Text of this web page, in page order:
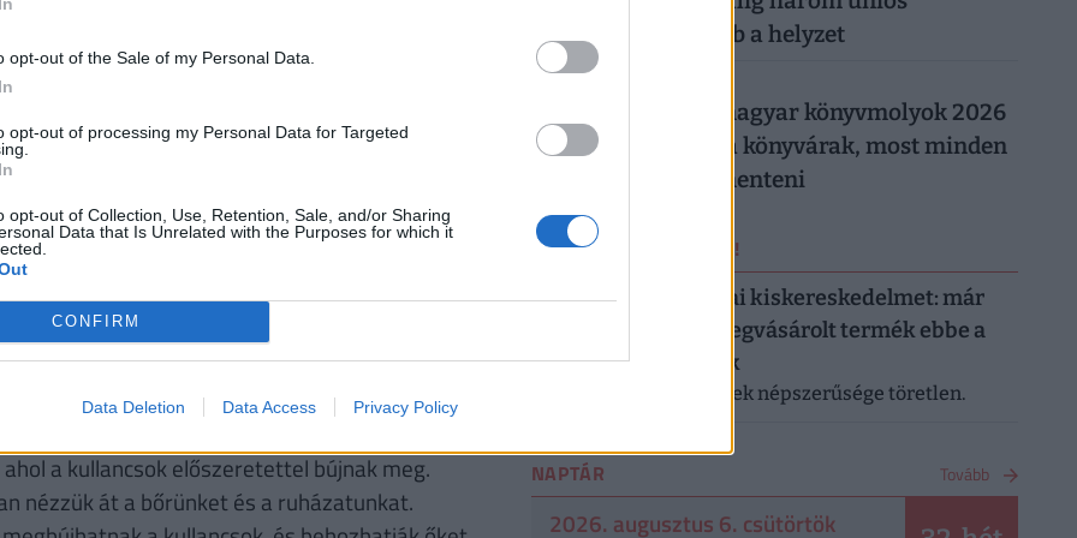
opt-out of the Sale of my Personal Data.
opt-out of processing my Personal Data for Targeted
opt-out of Collection, Use, Retention, Sale, and/or Sharing
Data that Is Unrelated with the Purposes for which it
CONFIRM
Data Deletion Data Access Privacy Policy
védhetjük ki egy ilyen megtakarítással pénzünk
a cikkben , illetve a Pénzcentrum
szövődményeit?
elkerülése. Néhány hasznos
ruházatot és használjunk
a kullancsok előszeretettel bújnak meg.
nézzük át a bőrünket és a ruházatunkat.
országban rosszabb a helyzet
Így trükköznek a magyar könyvmolyok 2026
nyarán: elszálltak a könyvárak, most minden
forintot meg kell menteni
ERRŐL NE MARADJ LE!
Letarolták az európai kiskereskedelmet: már
minden második megvásárolt termék ebbe a
kategóriába tartozik
A saját márkás termékek népszerűsége töretlen.
NAPTÁR Tovább
2026. augusztus 6. csütörtök